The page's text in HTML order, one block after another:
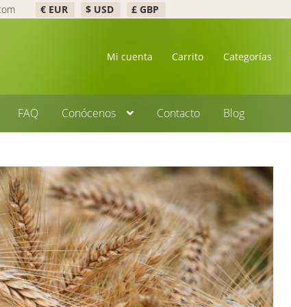
€ EUR $ USD £ GBP
Mi cuenta Carrito Categorías
FAQ Conócenos Contacto Blog